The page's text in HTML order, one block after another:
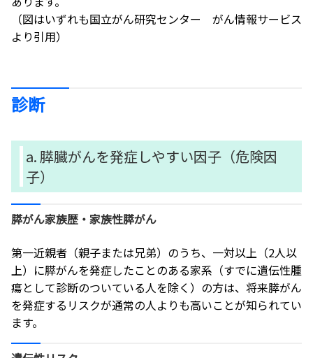
（図はいずれも国立がん研究センター がん情報サービス
より引用）
診断
a. 膵臓がんを発症しやすい因子（危険因
子）
膵がん家族歴・家族性膵がん
第一近親者（親子または兄弟）のうち、一対以上（2人以
上）に膵がんを発症したことのある家系（すでに遺伝性腫
瘍として診断のついている人を除く）の方は、将来膵がん
を発症するリスクが通常の人よりも高いことが知られてい
ます。